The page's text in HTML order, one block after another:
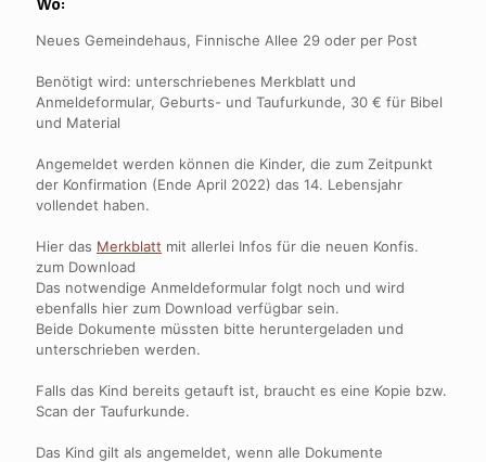
Neues Gemeindehaus, Finnische Allee 29 oder per Post
Benötigt wird: unterschriebenes Merkblatt und
Anmeldeformular, Geburts- und Taufurkunde, 30 € für Bibel
und Material
Angemeldet werden können die Kinder, die zum Zeitpunkt
der Konfirmation (Ende April 2022) das 14. Lebensjahr
vollendet haben.
Hier das Merkblatt mit allerlei Infos für die neuen Konfis.
zum Download
Das notwendige Anmeldeformular folgt noch und wird
ebenfalls hier zum Download verfügbar sein.
Beide Dokumente müssten bitte heruntergeladen und
unterschrieben werden.
Falls das Kind bereits getauft ist, braucht es eine Kopie bzw.
Scan der Taufurkunde.
Das Kind gilt als angemeldet, wenn alle Dokumente